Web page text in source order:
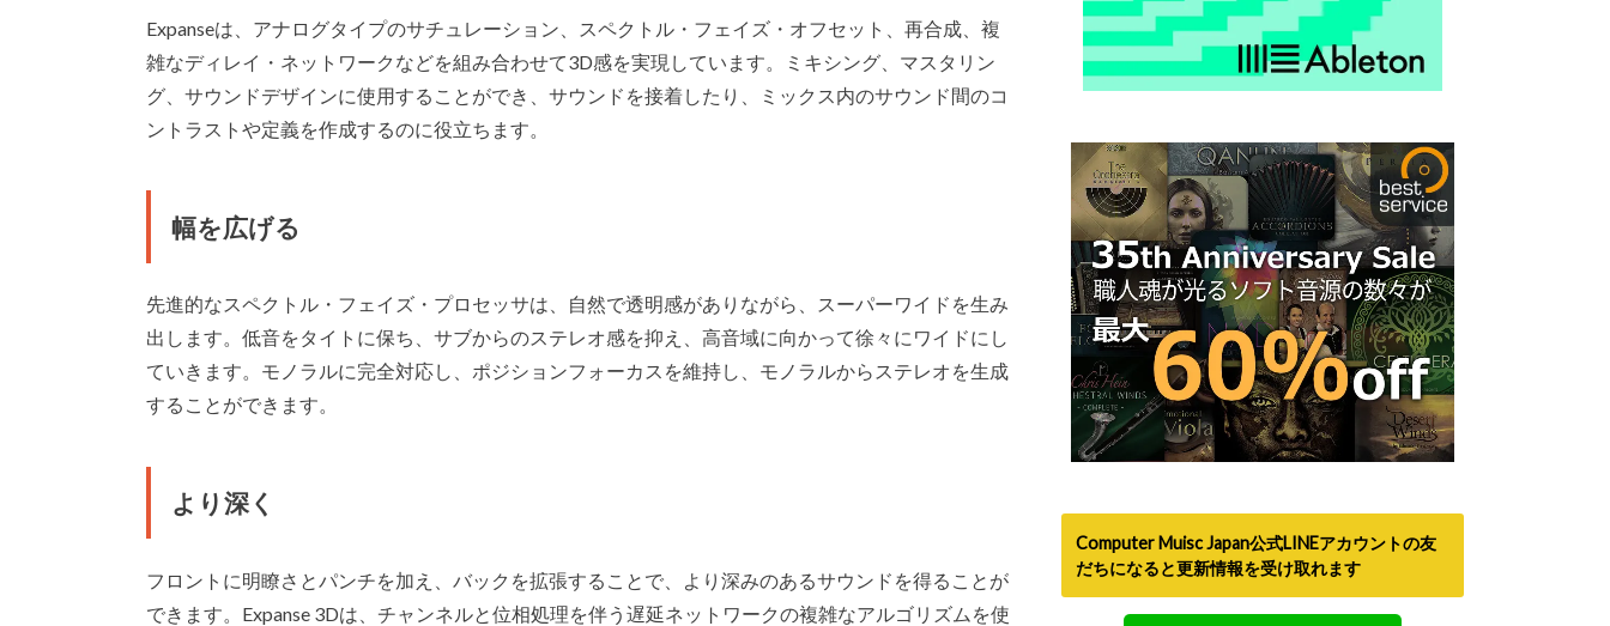
Expanseは、アナログタイプのサチュレーション、スペクトル・フェイズ・オフセット、再合成、複
雑なディレイ・ネットワークなどを組み合わせて3D感を実現しています。ミキシング、マスタリン
グ、サウンドデザインに使用することができ、サウンドを接着したり、ミックス内のサウンド間のコ
ントラストや定義を作成するのに役立ちます。
幅を広げる
先進的なスペクトル・フェイズ・プロセッサは、自然で透明感がありながら、スーパーワイドを生み
出します。低音をタイトに保ち、サブからのステレオ感を抑え、高音域に向かって徐々にワイドにし
ていきます。モノラルに完全対応し、ポジションフォーカスを維持し、モノラルからステレオを生成
することができます。
より深く
フロントに明瞭さとパンチを加え、バックを拡張することで、より深みのあるサウンドを得ることが
できます。Expanse 3Dは、チャンネルと位相処理を伴う遅延ネットワークの複雑なアルゴリズムを使
Computer Muisc Japan公式LINEアカウントの友
だちになると更新情報を受け取れます